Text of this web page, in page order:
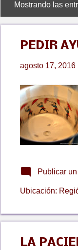
n
Mostrando las
PEDIR
agosto 17, 2016
Publicar
Ubicación:
LA